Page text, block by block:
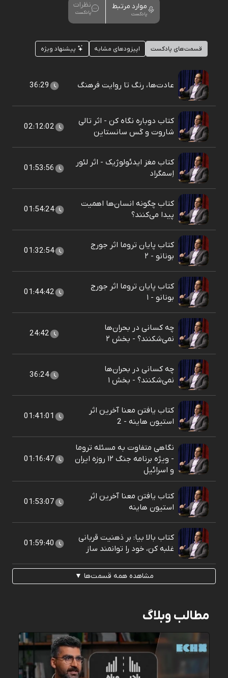
موارد مرتبط
پادکست
نظرات
پادکست
قسمت‌های پادکست اپیزودهای مشابه پیشنهاد ویژه
عادت‌ها، رنگ تا روایت فرهنگ 36:29
کتاب دوباره نگاه کن - اثر تالی
شاروت و کَس سانستاین
02:12:02
کتاب مغز ایدئولوژیک - اثر لئور
اِسمگراد
01:53:56
کتاب چگونه انسان‌ها اهمیت
پیدا می‌کنند؟
01:54:24
کتاب پایان تروما اثر جورج
بونانو - ۲
01:32:54
کتاب پایان تروما اثر جورج
بونانو - ۱
01:44:42
چه کسانی در بحران‌ها
نمی‌شکنند؟ - بخش ۲
24:42
چه کسانی در بحران‌ها
نمی‌شکنند؟ - بخش ۱
36:24
کتاب یافتن معنا آخرین اثر
استیون هاینه - 2
01:41:01
نگاهی متفاوت به مسئله تروما
- ویژه برنامه جنگ ۱۲ روزه ایران
و اسرائیل
01:16:47
کتاب یافتن معنا آخرین اثر
استیون هاینه
01:53:07
کتاب بالا بیا: بر ذهنیت قربانی
غلبه کن، خود را توانمند ساز
01:59:40
مشاهده همه قسمت‌ها ▼
مطالب وبلاگ